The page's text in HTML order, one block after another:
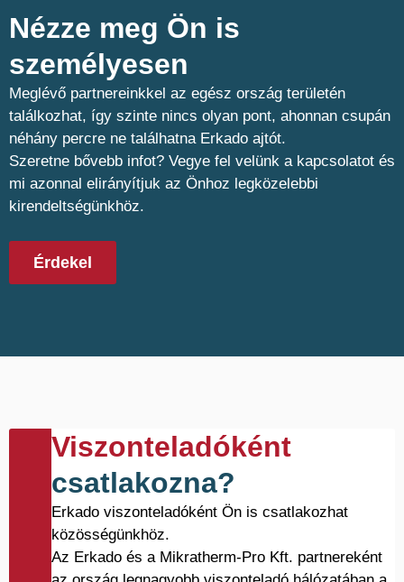
Nézze meg Ön is
személyesen​
Meglévő partnereinkkel az egész ország területén
találkozhat, így szinte nincs olyan pont, ahonnan csupán
néhány percre ne találhatna Erkado ajtót.
Szeretne bővebb infot? Vegye fel velünk a kapcsolatot és
mi azonnal elirányítjuk az Önhoz legközelebbi
kirendeltségünkhöz.
Érdekel
Viszonteladóként
csatlakozna?
Erkado viszonteladóként Ön is csatlakozhat
közösségünkhöz.
Az Erkado és a Mikratherm-Pro Kft. partnereként